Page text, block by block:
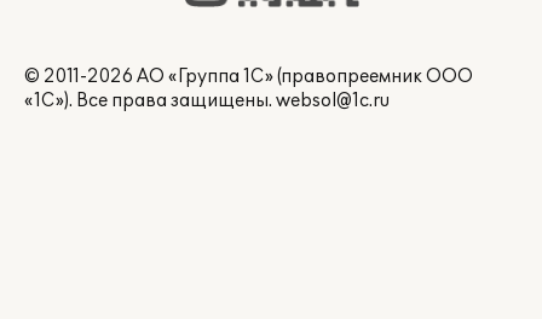
© 2011-2026 АО «Группа 1С» (правопреемник ООО
«1С»). Все права защищены. websol@1c.ru